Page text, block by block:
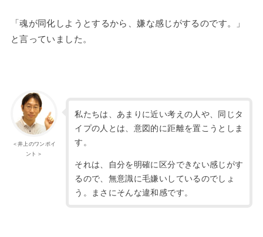
「魂が同化しようとするから、嫌な感じがするのです。」
と言っていました。
＜井上のワンポイ
ント＞
私たちは、あまりに近い考えの人や、同じタ
イプの人とは、意図的に距離を置こうとしま
す。
それは、自分を明確に区分できない感じがす
るので、無意識に毛嫌いしているのでしょ
う。まさにそんな違和感です。